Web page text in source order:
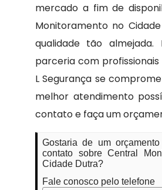
mercado a fim de
Monitoramento no
qualidade tão almejada.
parceria com profissionais
L Segurança se
melhor atendimento
contato e faça um
Gostaria de um
contato sobre Central
Cidade Dutra?
Fale conosco pelo telefone